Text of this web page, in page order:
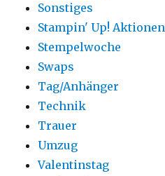
Sonstiges
Stampin' Up! Aktionen
Stempelwoche
Swaps
Tag/Anhänger
Technik
Trauer
Umzug
Valentinstag